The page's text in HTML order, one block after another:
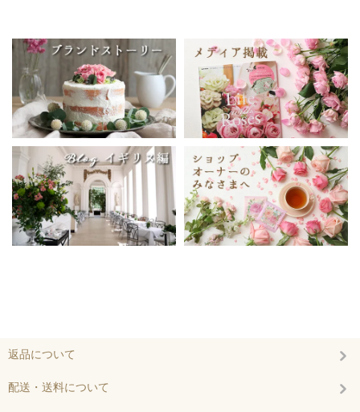
返品について
配送・送料について